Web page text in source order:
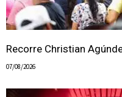
Recorre Christian
07/08/2026